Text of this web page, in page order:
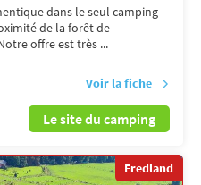
dans le seul camping
de la forêt de
offre est très ...
Voir la fiche
Le site du camping
Fredland